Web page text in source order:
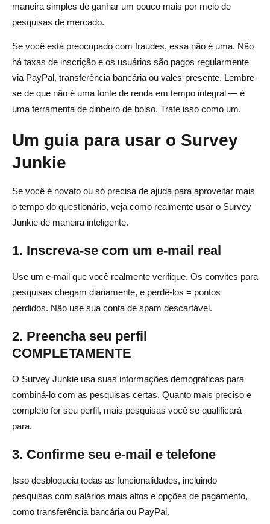
maneira simples de ganhar um pouco mais por meio de
pesquisas de mercado.
Se você está preocupado com fraudes, essa não é uma. Não
há taxas de inscrição e os usuários são pagos regularmente
via PayPal, transferência bancária ou vales-presente. Lembre-
se de que não é uma fonte de renda em tempo integral — é
uma ferramenta de dinheiro de bolso. Trate isso como um.
Um guia para usar o Survey
Junkie
Se você é novato ou só precisa de ajuda para aproveitar mais
o tempo do questionário, veja como realmente usar o Survey
Junkie de maneira inteligente.
1. Inscreva-se com um e-mail real
Use um e-mail que você realmente verifique. Os convites para
pesquisas chegam diariamente, e perdê-los = pontos
perdidos. Não use sua conta de spam descartável.
2. Preencha seu perfil
COMPLETAMENTE
O Survey Junkie usa suas informações demográficas para
combiná-lo com as pesquisas certas. Quanto mais preciso e
completo for seu perfil, mais pesquisas você se qualificará
para.
3. Confirme seu e-mail e telefone
Isso desbloqueia todas as funcionalidades, incluindo
pesquisas com salários mais altos e opções de pagamento,
como transferência bancária ou PayPal.